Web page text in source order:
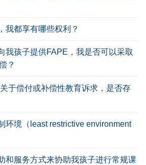
我都享有哪些权利？
我孩子提供FAPE，我是否可以采取
？
于偿付或补偿性教育诉求，是否存
环境（least restrictive environment
和服务方式来协助我孩子进行常规课